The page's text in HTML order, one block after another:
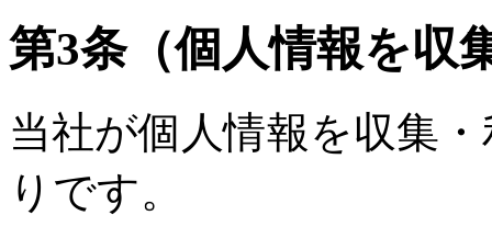
第3条（個人情報を収
当社が個人情報を収集
りです。